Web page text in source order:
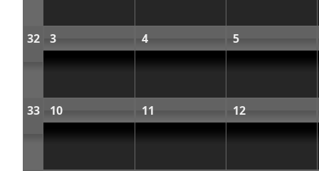
32 3 4 5
33 10 11 12